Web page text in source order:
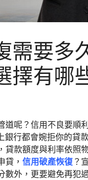
需要多
擇有哪
道呢？信用不良要順
行都會婉拒你的貸
貸款額度與利率依照
貸， 信用破產恢復 ？
數外，更要避免再犯